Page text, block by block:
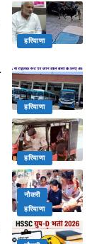
हरियाणा
हरियाणा
हरियाणा
नौकरी
हरियाणा